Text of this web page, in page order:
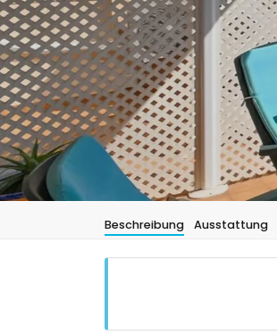
Beschreibung Ausstattung